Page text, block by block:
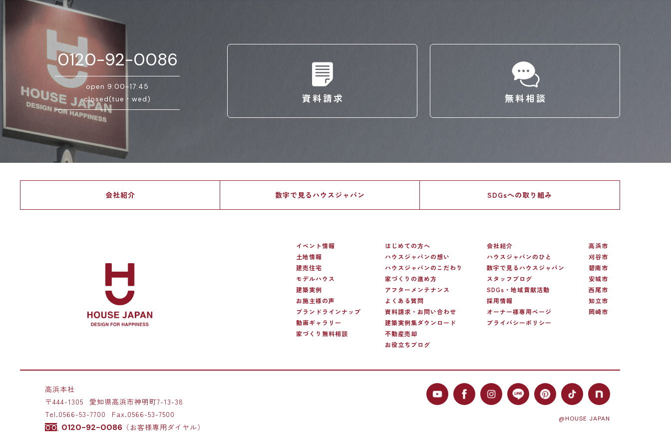
0120-92-0086
open 9:00~17:45
closed(tue・wed)
資料請求 無料相談
会社紹介 数字で見る ハウスジャパン SDGsへの取り組み
イベント情報
土地情報
建売住宅
モデルハウス
建築実例
お施主様の声
ブランドラインナップ
動画ギャラリー
家づくり無料相談
はじめての方へ
ハウスジャパンの想い
ハウスジャパンのこだわり
家づくりの進め方
アフターメンテナンス
よくある質問
資料請求・お問い合わせ
建築実例集ダウンロード
不動産売却
お役立ちブログ
会社紹介
ハウスジャパンのひと
数字で見るハウスジャパン
スタッフブログ
SDGs・地域貢献活動
採用情報
オーナー様専用ページ
プライバシーポリシー
高浜市
刈谷市
碧南市
安城市
西尾市
知立市
岡崎市
高浜本社
〒444-1305
愛知県高浜市神明町7-13-38
Tel.0566-53-7700 Fax.0566-53-7500
0120-92-0086 （お客様専用ダイヤル）
@HOUSE JAPAN